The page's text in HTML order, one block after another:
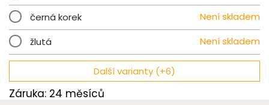
černá korek
Není skladem
žlutá
Není skladem
Další varianty (+6)
Záruka: 24 měsíců